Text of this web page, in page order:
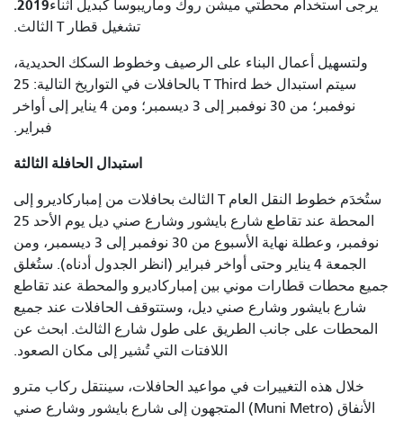
2019.يرجى استخدام محطتي ميشن روك وماريبوسا كبديل أثناء
تشغيل قطار T الثالث.
ولتسهيل أعمال البناء على الرصيف وخطوط السكك الحديدية،
سيتم استبدال خط T Third بالحافلات في التواريخ التالية: 25
نوفمبر؛ من 30 نوفمبر إلى 3 ديسمبر؛ ومن 4 يناير إلى أواخر
فبراير.
استبدال الحافلة الثالثة
ستُخدَم خطوط النقل العام T الثالث بحافلات من إمباركاديرو إلى
المحطة عند تقاطع شارع بايشور وشارع صني ديل يوم الأحد 25
نوفمبر، وعطلة نهاية الأسبوع من 30 نوفمبر إلى 3 ديسمبر، ومن
الجمعة 4 يناير وحتى أواخر فبراير (انظر الجدول أدناه). ستُغلق
جميع محطات قطارات موني بين إمباركاديرو والمحطة عند تقاطع
شارع بايشور وشارع صني ديل، وستتوقف الحافلات عند جميع
المحطات على جانب الطريق على طول شارع الثالث. ابحث عن
اللافتات التي تُشير إلى مكان الصعود.
خلال هذه التغييرات في مواعيد الحافلات، سينتقل ركاب مترو
الأنفاق (Muni Metro) المتجهون إلى شارع بايشور وشارع صني